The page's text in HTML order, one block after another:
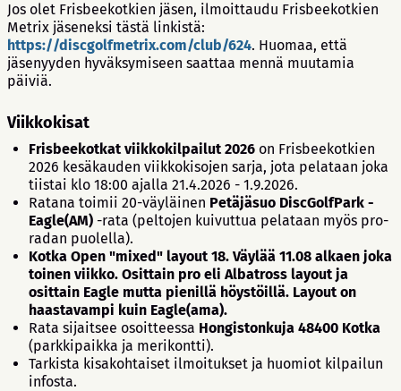
Jos olet Frisbeekotkien jäsen, ilmoittaudu Frisbeekotkien
Metrix jäseneksi tästä linkistä:
https://discgolfmetrix.com/club/624. Huomaa, että
jäsenyyden hyväksymiseen saattaa mennä muutamia
päiviä.
Viikkokisat
Frisbeekotkat viikkokilpailut 2026 on Frisbeekotkien
2026 kesäkauden viikkokisojen sarja, jota pelataan joka
tiistai klo 18:00 ajalla 21.4.2026 - 1.9.2026.
Ratana toimii 20-väyläinen Petäjäsuo DiscGolfPark -
Eagle(AM) -rata (peltojen kuivuttua pelataan myös pro-
radan puolella).
Kotka Open "mixed" layout 18. Väylää 11.08 alkaen joka
toinen viikko. Osittain pro eli Albatross layout ja
osittain Eagle mutta pienillä höystöillä. Layout on
haastavampi kuin Eagle(ama).
Rata sijaitsee osoitteessa Hongistonkuja 48400 Kotka
(parkkipaikka ja merikontti).
Tarkista kisakohtaiset ilmoitukset ja huomiot kilpailun
infosta.